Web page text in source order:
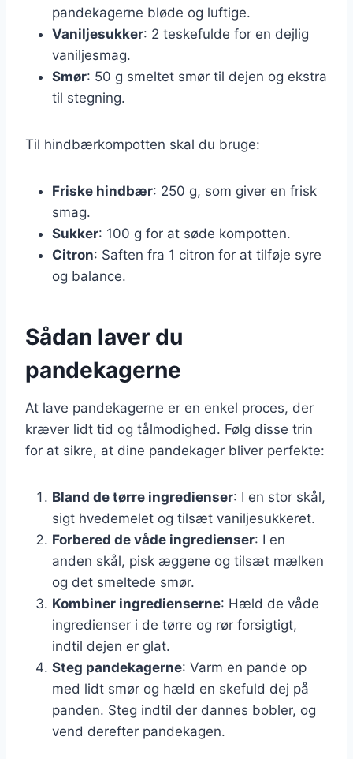
pandekagerne bløde og luftige.
Vaniljesukker: 2 teskefulde for en dejlig
vaniljesmag.
Smør: 50 g smeltet smør til dejen og ekstra
til stegning.
Til hindbærkompotten skal du bruge:
Friske hindbær: 250 g, som giver en frisk
smag.
Sukker: 100 g for at søde kompotten.
Citron: Saften fra 1 citron for at tilføje syre
og balance.
Sådan laver du
pandekagerne
At lave pandekagerne er en enkel proces, der
kræver lidt tid og tålmodighed. Følg disse trin
for at sikre, at dine pandekager bliver perfekte:
Bland de tørre ingredienser: I en stor skål,
sigt hvedemelet og tilsæt vaniljesukkeret.
Forbered de våde ingredienser: I en
anden skål, pisk æggene og tilsæt mælken
og det smeltede smør.
Kombiner ingredienserne: Hæld de våde
ingredienser i de tørre og rør forsigtigt,
indtil dejen er glat.
Steg pandekagerne: Varm en pande op
med lidt smør og hæld en skefuld dej på
panden. Steg indtil der dannes bobler, og
vend derefter pandekagen.